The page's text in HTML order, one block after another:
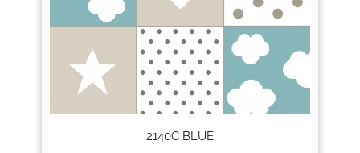
2140C BLUE